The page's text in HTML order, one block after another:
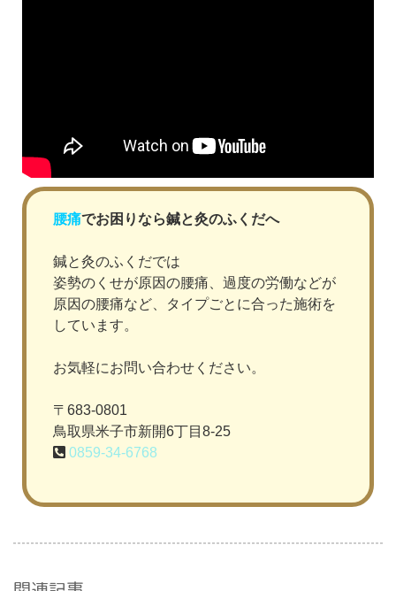
腰痛でお困りなら鍼と灸のふくだへ
鍼と灸のふくだでは
姿勢のくせが原因の腰痛、過度の労働などが
原因の腰痛など、タイプごとに合った施術を
しています。
お気軽にお問い合わせください。
〒683-0801
鳥取県米子市新開6丁目8-25
0859-34-6768